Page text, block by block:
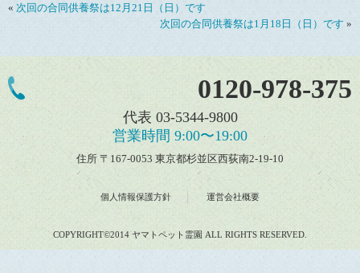
« 次回の合同供養祭は12月21日（日）です
次回の合同供養祭は1月18日（日）です »
0120-978-375
代表 03-5344-9800
営業時間 9:00〜19:00
住所 〒167-0053 東京都杉並区西荻南2-19-10
個人情報保護方針 運営会社概要
COPYRIGHT©2014 ヤマトペット霊園 ALL RIGHTS RESERVED.